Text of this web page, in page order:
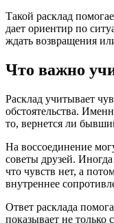
Такой расклад
дает ориентир по
ждать возвращения
Что важно
Расклад учитывает
обстоятельства.
то, вернется ли
На воссоединение
советы друзей.
что чувств нет, а
внутреннее
Ответ расклада
показывает не только